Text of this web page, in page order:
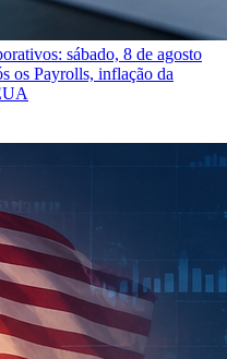
sábado, 8 de agosto
os Payrolls, inflação da